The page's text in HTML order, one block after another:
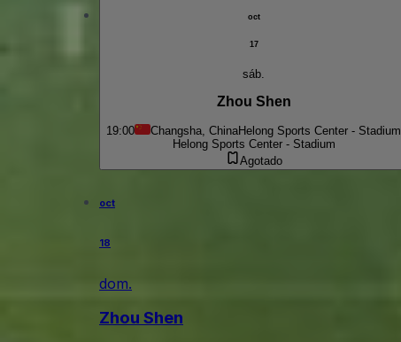
oct
17
sáb.
Zhou Shen
19:00 Changsha, ChinaHelong Sports Center - Stadium
Helong Sports Center - Stadium
Agotado
oct
18
dom.
Zhou Shen